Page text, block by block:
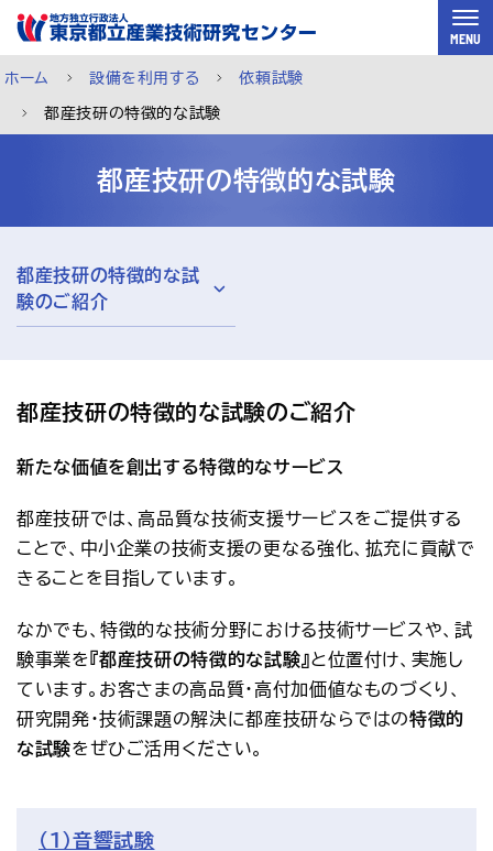
スキップして本文へ
MENU
アクセス お問い合わせ
プレスリリース English
ホーム 設備を利用する 依頼試験
都産技研の特徴的な試験
都産技研の特徴的な試験
都産技研の特徴的な試
験のご紹介
都産技研の特徴的な試験のご紹介
新たな価値を創出する特徴的なサービス
都産技研では、高品質な技術支援サービスをご提供する
ことで、中小企業の技術支援の更なる強化、拡充に貢献で
きることを目指しています。
なかでも、特徴的な技術分野における技術サービスや、試
験事業を 『都産技研の特徴的な試験』と位置付け、実施し
ています。お客さまの高品質・高付加価値なものづくり、
研究開発・技術課題の解決に都産技研ならではの特徴的
な試験をぜひご活用ください。
（1）音響試験